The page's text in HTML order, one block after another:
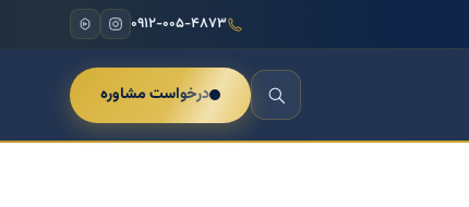
۰۹۱۲-۰۰۵-۴۸۷۳
درخواست مشاوره